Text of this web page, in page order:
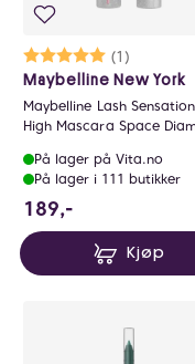
Karakter:
(1)
5.0 av 5
Maybelline New York
Maybelline Lash
High Mascara Space
På lager på Vita.no
På lager i 111 butikker
189,-
Kjøp